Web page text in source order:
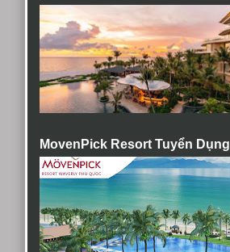
MovenPick Resort Tuyển Dụng